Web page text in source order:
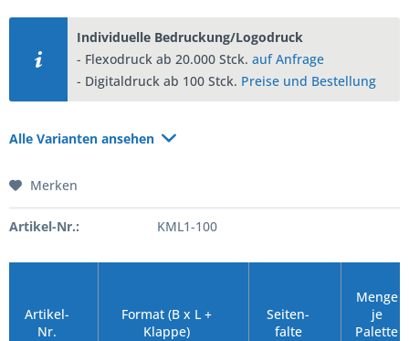
Individuelle Bedruckung/Logodruck
- Flexodruck ab 20.000 Stck.auf Anfrage
- Digitaldruck ab 100 Stck. Preise und Bestellung
Alle Varianten ansehen
Merken
Artikel-Nr.: KML1-100
Artikel-
Nr.
Format (B x L +
Klappe)
Seiten-
falte
Menge
je
Palette